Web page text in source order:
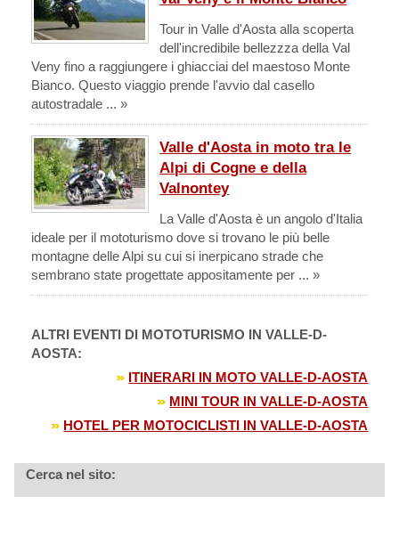
Tour in Valle d'Aosta alla scoperta
dell'incredibile bellezzza della Val
Veny fino a raggiungere i ghiacciai del maestoso Monte
Bianco. Questo viaggio prende l'avvio dal casello
autostradale ... »
Valle d'Aosta in moto tra le
Alpi di Cogne e della
Valnontey
La Valle d'Aosta è un angolo d'Italia
ideale per il mototurismo dove si trovano le più belle
montagne delle Alpi su cui si inerpicano strade che
sembrano state progettate appositamente per ... »
ALTRI EVENTI DI MOTOTURISMO IN VALLE-D-
AOSTA:
ITINERARI IN MOTO VALLE-D-AOSTA
MINI TOUR IN VALLE-D-AOSTA
HOTEL PER MOTOCICLISTI IN VALLE-D-AOSTA
Cerca nel sito: